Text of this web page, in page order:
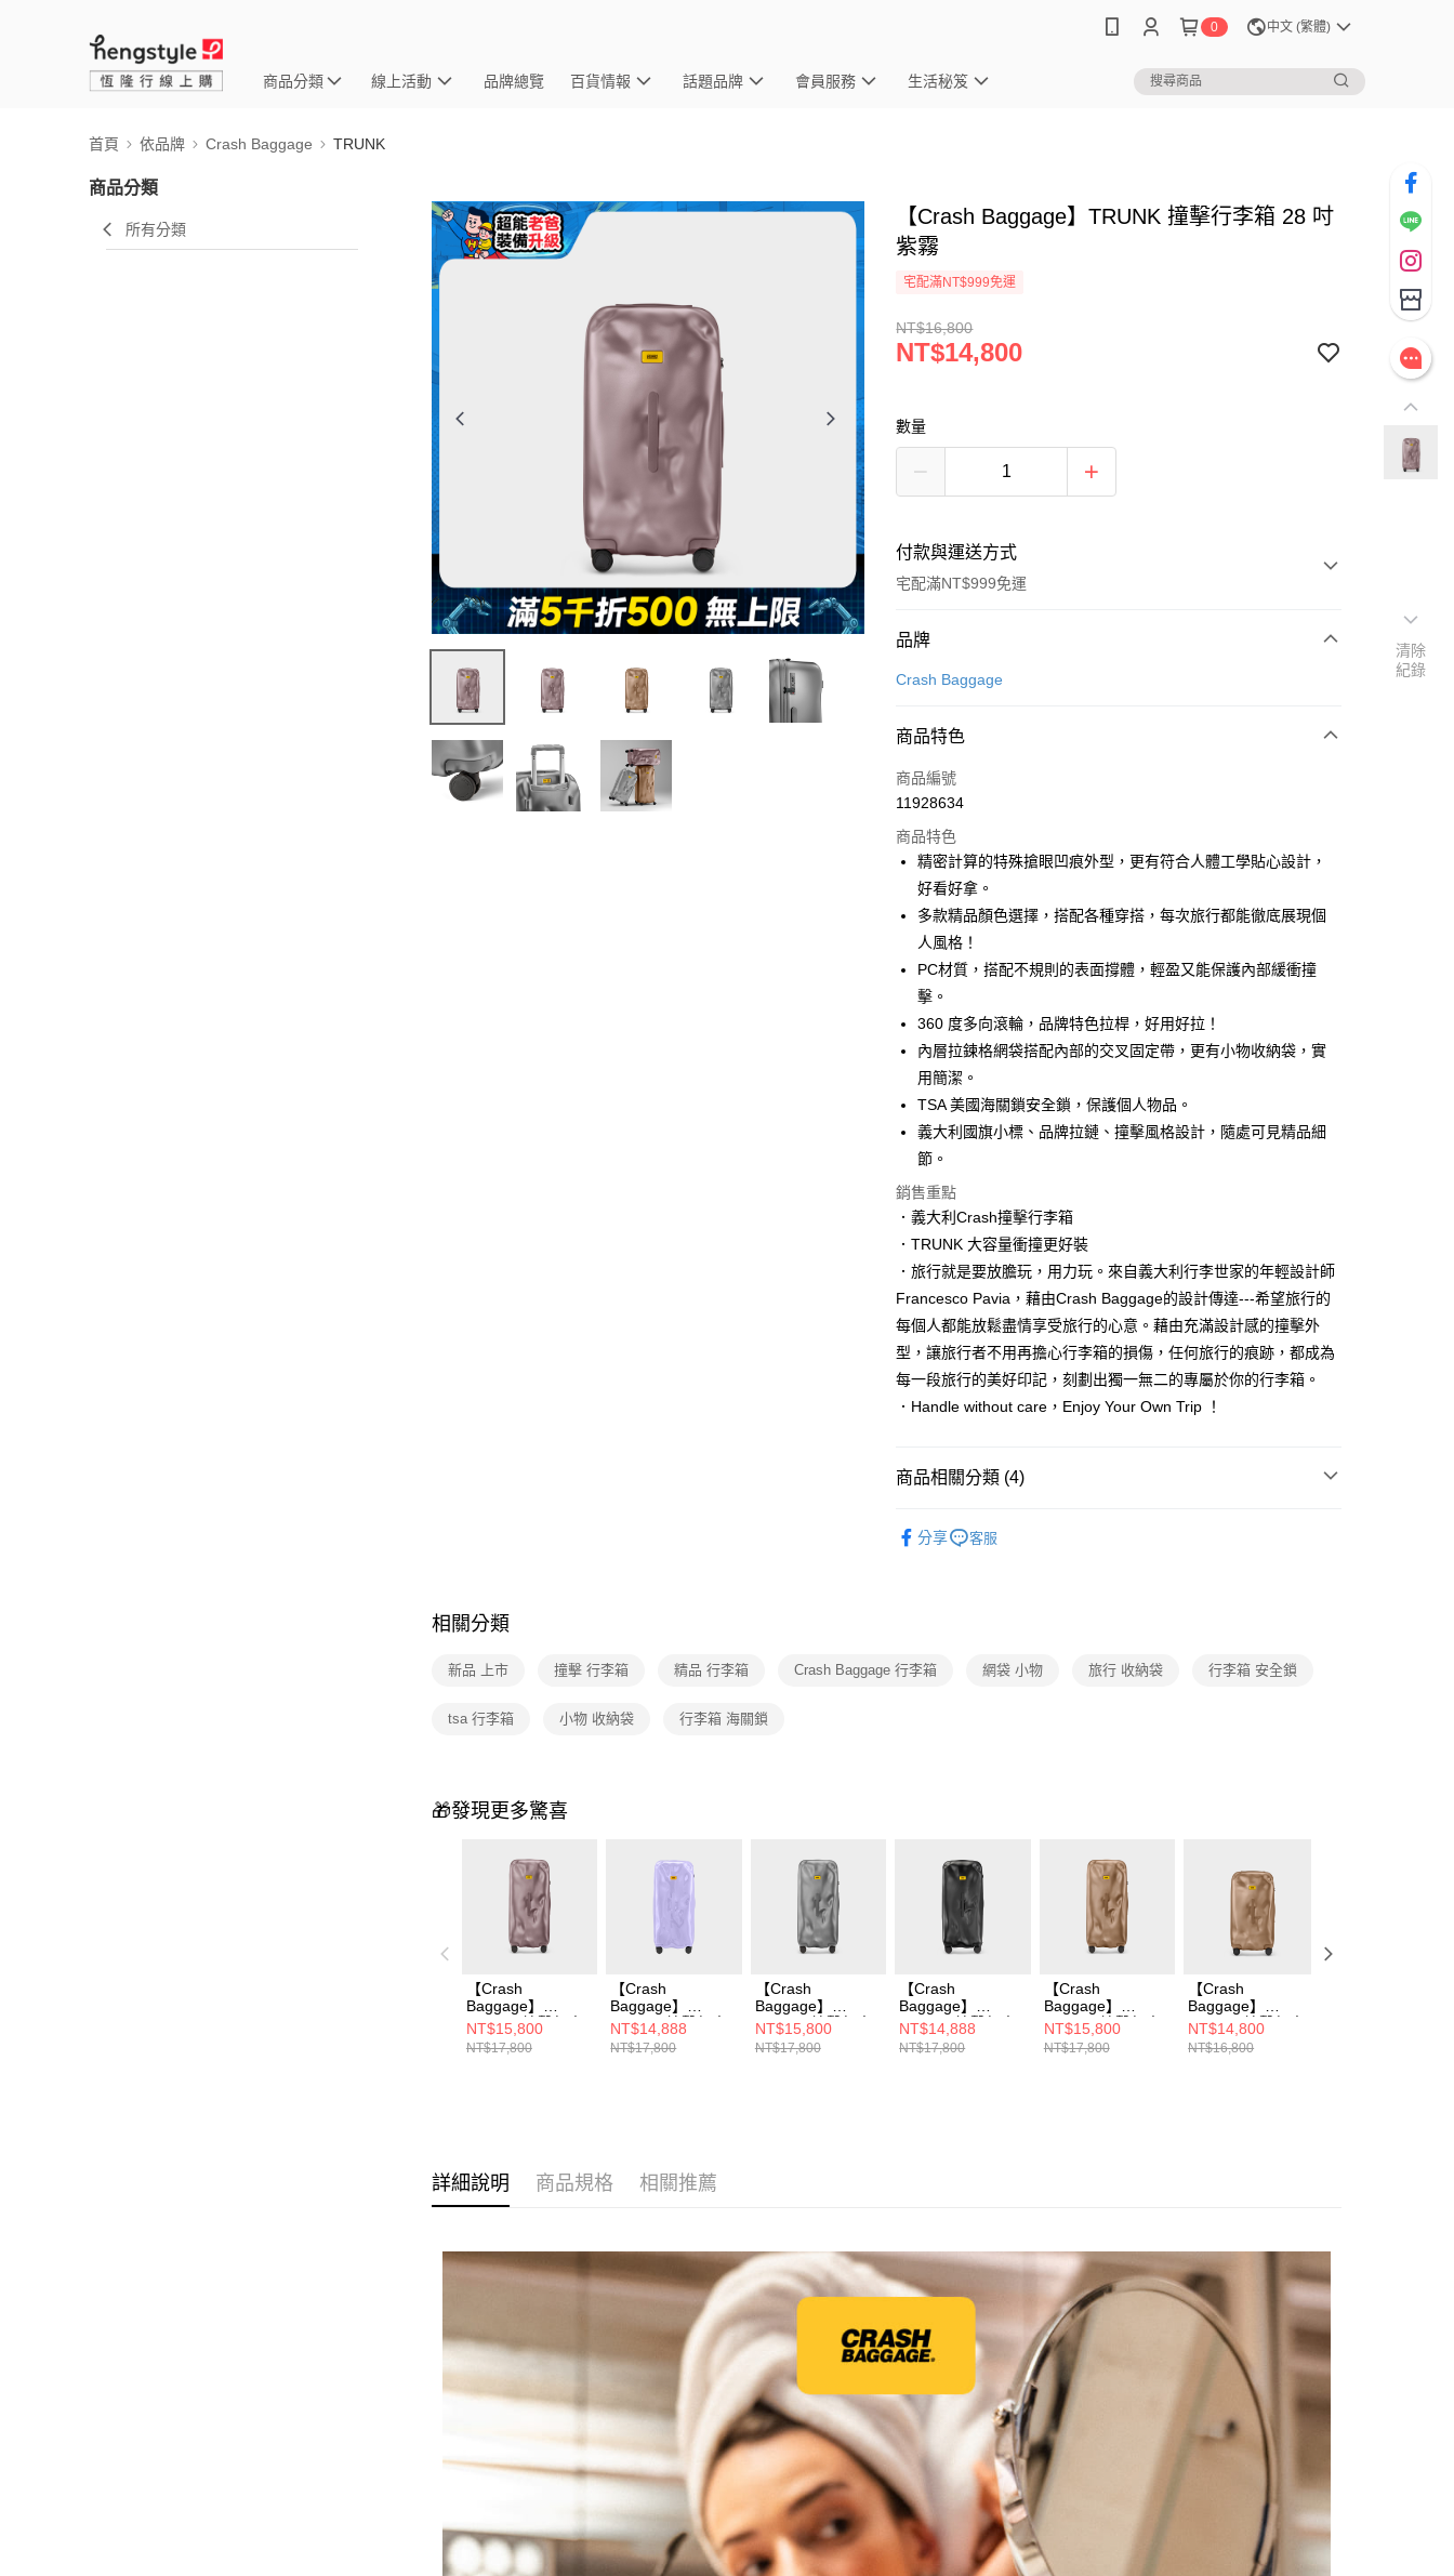
0 中文 (繁體)
商品分類 線上活動 品牌總覽 百貨情報 話題品牌 會員服務 生活秘笈
首頁 依品牌 Crash Baggage TRUNK
商品分類
所有分類
【Crash Baggage】TRUNK 撞擊行李箱 28 吋
紫霧
宅配滿NT$999免運
NT$16,800
NT$14,800
數量
付款與運送方式
宅配滿NT$999免運
付款方式
信用卡一次付款
合作金庫商業銀行
華南商業銀行
上海商業儲蓄銀行
國泰世華商業銀行
兆豐國際商業銀行
臺灣中小企業銀行
聯邦商業銀行
遠東國際商業銀行
元大商業銀行
玉山商業銀行
星展（台灣）商業銀行
台新國際商業銀行
台灣樂天信用卡公司
6 期 0 利率 每期
華南商業銀行
上海商業儲蓄銀行
台北富邦商業銀行
國泰世華商業銀行
臺灣中小企業銀行
台中商業銀行
匯豐（台灣）商業銀行
元大商業銀行
永豐商業銀行
玉山商業銀行
台新國際商業銀行
中國信託商業銀行
台灣樂天信用卡公司
即享券
LINE Pay
Apple Pay
街口支付
Google Pay
ATM付款
運送方式
宅配
每筆NT$100，滿NT$999(含以上)免運費
品牌
Crash Baggage
商品特色
商品編號
11928634
商品特色
精密計算的特殊搶眼凹痕外型，更有符合人體工學貼心設計，
好看好拿。
多款精品顏色選擇，搭配各種穿搭，每次旅行都能徹底展現個
人風格！
PC材質，搭配不規則的表面撐體，輕盈又能保護內部緩衝撞
擊。
360 度多向滾輪，品牌特色拉桿，好用好拉！
內層拉鍊格網袋搭配內部的交叉固定帶，更有小物收納袋，實
用簡潔。
TSA 美國海關鎖安全鎖，保護個人物品。
義大利國旗小標、品牌拉鏈、撞擊風格設計，隨處可見精品細
節。
銷售重點
．義大利Crash撞擊行李箱
．TRUNK 大容量衝撞更好裝
．旅行就是要放膽玩，用力玩。來自義大利行李世家的年輕設計師
Francesco Pavia，藉由Crash Baggage的設計傳達---希望旅行的
每個人都能放鬆盡情享受旅行的心意。藉由充滿設計感的撞擊外
型，讓旅行者不用再擔心行李箱的損傷，任何旅行的痕跡，都成為
每一段旅行的美好印記，刻劃出獨一無二的專屬於你的行李箱。
．Handle without care，Enjoy Your Own Trip ！
商品相關分類 (4)
分享 客服
相關分類
新品 上市 撞擊 行李箱 精品 行李箱 Crash Baggage 行李箱 網袋 小物 旅行 收納袋 行李箱 安全鎖
tsa 行李箱 小物 收納袋 行李箱 海關鎖
🎁發現更多驚喜
【Crash
Baggage】
TRUNK 撞擊行李
箱 32 吋 紫霧
NT$15,800
NT$17,800
【Crash
Baggage】
TRUNK 撞擊行李
箱 32 吋 紫藤花
NT$14,888
NT$17,800
【Crash
Baggage】
TRUNK 撞擊行李
箱 32 吋 鐵灰
NT$15,800
NT$17,800
【Crash
Baggage】
TRUNK 撞擊行李
箱 32 吋
NT$14,888
NT$17,800
【Crash
Baggage】
TRUNK 撞擊行李
箱 32 吋 暖銅
NT$15,800
NT$17,800
【Crash
Baggage】
TRUNK 撞擊行李
箱 28 吋 暖銅
NT$14,800
NT$16,800
詳細說明 商品規格 相關推薦
清除
紀錄